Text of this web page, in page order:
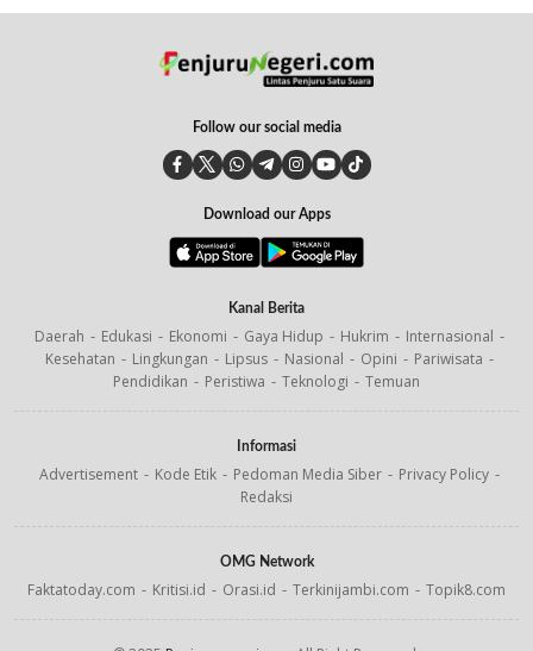
Follow our social media
Download our Apps
Kanal Berita
Daerah Edukasi Ekonomi Gaya Hidup Hukrim
Internasional
Kesehatan
Lingkungan Lipsus Nasional Opini
Pariwisata
Pendidikan
Peristiwa Teknologi Temuan
Informasi
Advertisement Kode Etik Pedoman Media Siber
Privacy Policy
Redaksi
OMG Network
Faktatoday.com Kritisi.id Orasi.id Terkinijambi.com Topik8.com